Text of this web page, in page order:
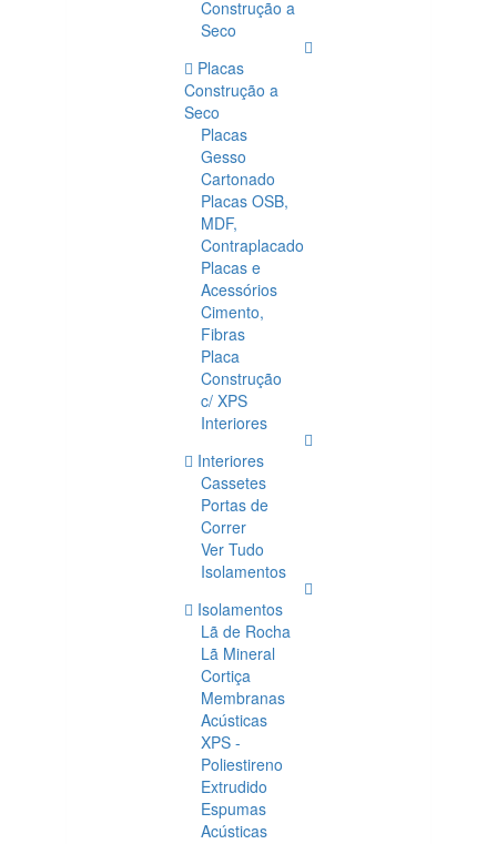
Construção a
Seco
Placas
Construção a
Seco
Placas
Gesso
Cartonado
Placas OSB,
MDF,
Contraplacado
Placas e
Acessórios
Cimento,
Fibras
Placa
Construção
c/ XPS
Interiores
Interiores
Cassetes
Portas de
Correr
Ver Tudo
Isolamentos
Isolamentos
Lã de Rocha
Lã Mineral
Cortiça
Membranas
Acústicas
XPS -
Poliestireno
Extrudido
Espumas
Acústicas